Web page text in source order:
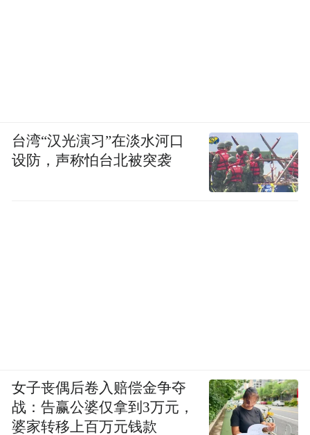
台湾“汉光演习”在淡水河口
设防，声称怕台北被突袭
女子丧偶后卷入赔偿金争夺
战：告赢公婆仅拿到3万元，
婆家转移上百万元钱款